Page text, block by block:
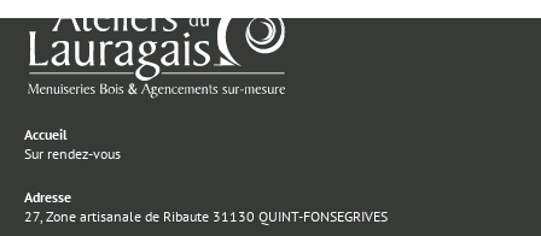
Accueil
Sur rendez-vous
Adresse
27, Zone artisanale de Ribaute 31130 QUINT-FONSEGRIVES